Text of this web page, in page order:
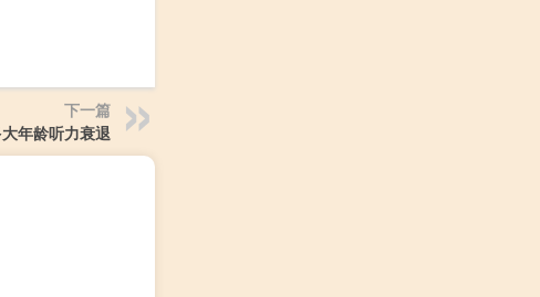
下一篇
年龄听力衰退